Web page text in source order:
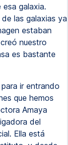
galaxia.
las galaxias ya
estaban
nuestro
es bastante
ir entrando
que hemos
Amaya
del
Ella está